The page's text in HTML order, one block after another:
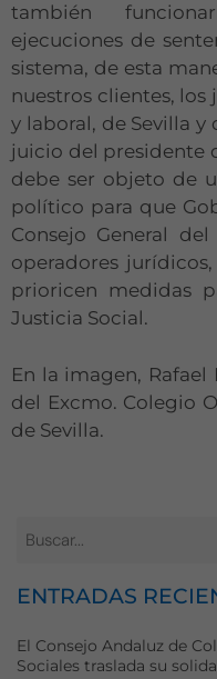
también
ejecuciones de
sistema, de esta
nuestros clientes,
y laboral, de Sevilla y
juicio del presidente
debe ser objeto de
político para que
Consejo General
operadores
prioricen medidas
Justicia Social.
En la imagen,
del Excmo. Colegio
de Sevilla.
ENTRADAS
El Consejo Andaluz de
Sociales traslada su